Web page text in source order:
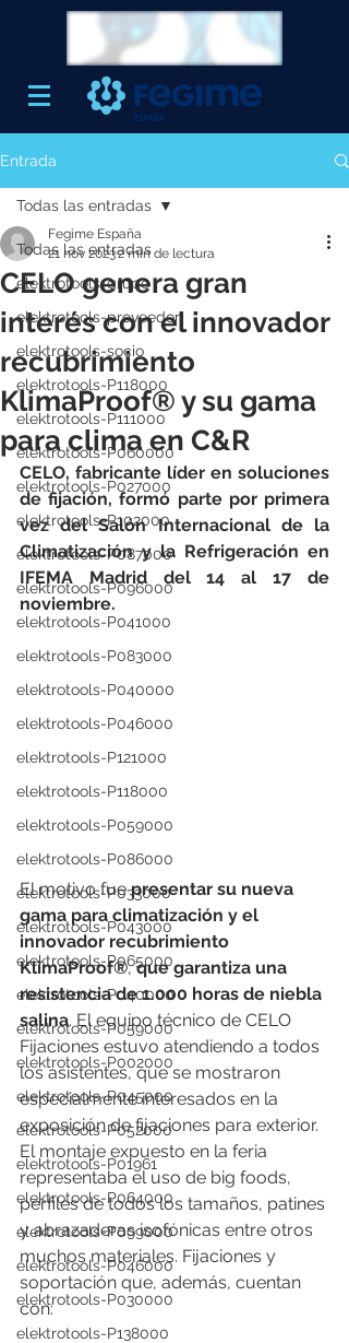
Entrada
Todas las entradas
elektrotools-grupo
elektrotools-proveedor
elektrotools-socio
elektrotools-P118000
elektrotools-P111000
elektrotools-P060000
elektrotools-P027000
elektrotools-P102000
elektrotools-P087000
elektrotools-P096000
elektrotools-P041000
elektrotools-P083000
elektrotools-P040000
elektrotools-P046000
elektrotools-P121000
elektrotools-P118000
elektrotools-P059000
elektrotools-P086000
elektrotools-P033000
elektrotools-P043000
elektrotools-P065000
elektrotools-P040000
elektrotools-P059000
elektrotools-P002000
elektrotools-P045000
elektrotools-P052000
elektrotools-P01961
elektrotools-P064000
elektrotools-P099000
elektrotools-P046000
elektrotools-P030000
elektrotools-P138000
Todas las entradas
CELO genera gran
interés con el innovador
recubrimiento
KlimaProof® y su gama
para clima en C&R
Fegime España
21 nov 20232 min de lectura
CELO, fabricante líder en soluciones
de fijación, formó parte por primera
vez del Salón Internacional de la
Climatización y la Refrigeración en
IFEMA Madrid del 14 al 17 de
noviembre.
El motivo fue presentar su nueva
gama para climatización y el
innovador recubrimiento
KlimaProof®, que garantiza una
resistencia de 1.000 horas de niebla
salina. El equipo técnico de CELO
Fijaciones estuvo atendiendo a todos
los asistentes, que se mostraron
especialmente interesados en la
exposición de fijaciones para exterior.
El montaje expuesto en la feria
representaba el uso de big foods,
perfiles de todos los tamaños, patines
y abrazaderas isofónicas entre otros
muchos materiales. Fijaciones y
soportación que, además, cuentan
con: